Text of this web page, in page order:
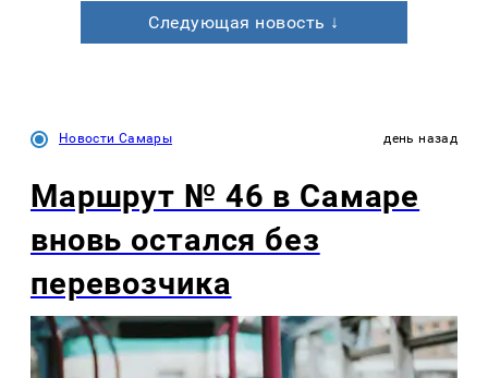
Следующая новость ↓
Новости Самары день назад
Маршрут № 46 в Самаре
вновь остался без
перевозчика